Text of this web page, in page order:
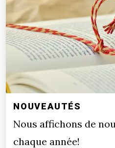
NOUVEAUTÉS
Nous affichons de
chaque année!